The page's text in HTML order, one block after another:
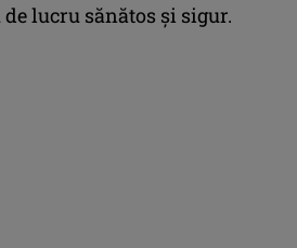
lucru sănătos și sigur.